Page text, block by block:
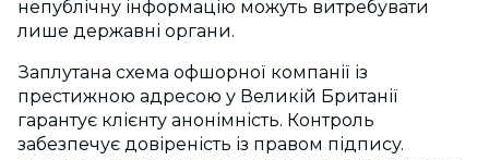
непублічну інформацію можуть витребувати
лише державні органи.
Заплутана схема офшорної компанії із
престижною адресою у Великій Британії
гарантує клієнту анонімність. Контроль
забезпечує довіреність із правом підпису.